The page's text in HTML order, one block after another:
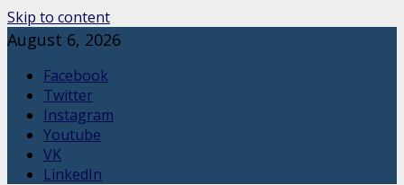
Skip to content
August 6, 2026
Facebook
Twitter
Instagram
Youtube
VK
LinkedIn